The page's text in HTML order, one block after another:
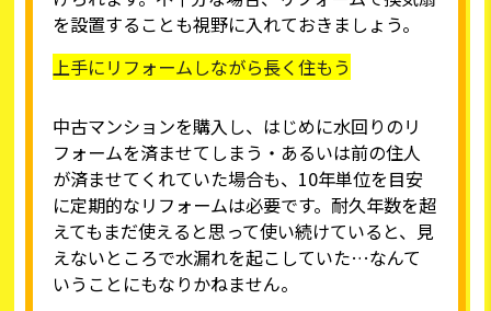
を設置することも視野に入れておきましょう。
上手にリフォームしながら長く住もう
中古マンションを購入し、はじめに水回りのリ
フォームを済ませてしまう・あるいは前の住人
が済ませてくれていた場合も、10年単位を目安
に定期的なリフォームは必要です。耐久年数を超
えてもまだ使えると思って使い続けていると、見
えないところで水漏れを起こしていた…なんて
いうことにもなりかねません。